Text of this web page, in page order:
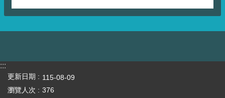
:::
更新日期
115-08-09
瀏覽人次
376